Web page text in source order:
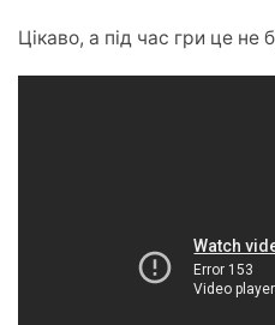
Цікаво, а під час гри це не